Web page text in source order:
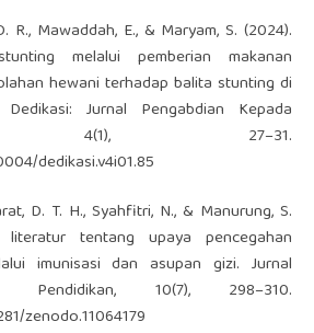
R., Mawaddah, E., & Maryam, S. (2024).
melalui pemberian makanan
hewani terhadap balita stunting di
Jurnal Pengabdian Kepada
4(1), 27–31.
dedikasi.v4i01.85
D. T. H., Syahfitri, N., & Manurung, S.
tentang upaya pencegahan
imunisasi dan asupan gizi. Jurnal
Pendidikan, 10(7), 298–310.
zenodo.11064179